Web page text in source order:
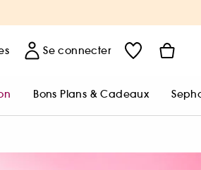
Se connecter
Bons Plans & Cadeaux